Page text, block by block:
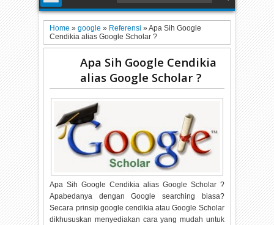
Home»google» Referensi»Apa Sih Google
Cendikia alias Google Scholar ?
Apa Sih Google Cendikia
alias Google Scholar ?
Apa Sih Google Cendikia alias Google Scholar ?
Apabedanya dengan Google searching biasa?
Secara prinsip google cendikia atau Google Scholar
dikhususkan menyediakan cara yang mudah untuk